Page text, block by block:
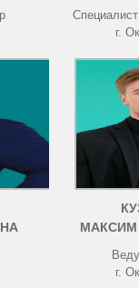
г.
МАКСИМ
г.